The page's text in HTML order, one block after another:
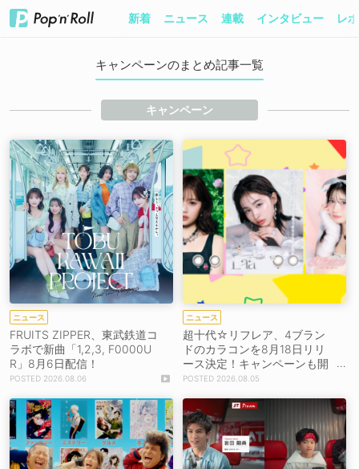
新着 ニュース 連載 インタビュー レ
キャンペーンのまとめ記事一覧
キャンペーン
ニュース
FRUITS ZIPPER、東武鉄道コ
ラボで新曲「1,2,3, F0000U
R」8月6日配信！
2026.08.06
ニュース
超十代☆リフレア、4ブラン
ドのカラコンを8月18日リリ
ース決定！キャンペーンも開
催決定 2026.08.05